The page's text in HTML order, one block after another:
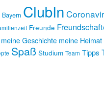
Bayern ClubIn
Freunde
meine Geschichte meine Heimat
Spaß Studium Team Tipps